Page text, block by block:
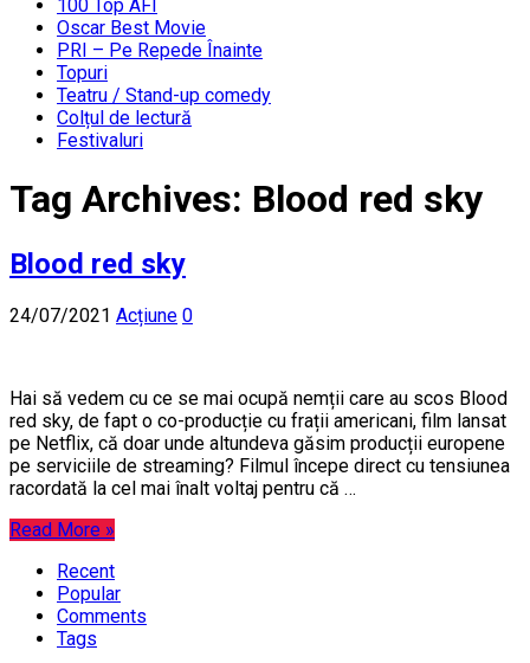
100 Top AFI
Oscar Best Movie
PRI – Pe Repede Înainte
Topuri
Teatru / Stand-up comedy
Colțul de lectură
Festivaluri
Tag Archives: Blood red sky
Blood red sky
24/07/2021 Acțiune 0
Hai să vedem cu ce se mai ocupă nemții care au scos Blood
red sky, de fapt o co-producție cu frații americani, film lansat
pe Netflix, că doar unde altundeva găsim producții europene
pe serviciile de streaming? Filmul începe direct cu tensiunea
racordată la cel mai înalt voltaj pentru că …
Read More »
Recent
Popular
Comments
Tags